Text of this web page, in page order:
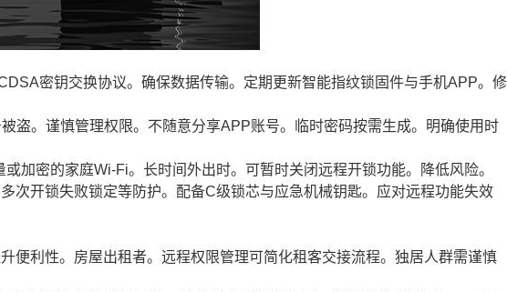
密钥交换协议。确保数据传输。定期更新智能指纹锁固件与手机APP。修
盗。谨慎管理权限。不随意分享APP账号。临时密码按需生成。明确使用时
加密的家庭Wi-Fi。长时间外出时。可暂时关闭远程开锁功能。降低风险。
次开锁失败锁定等防护。配备C级锁芯与应急机械钥匙。应对远程功能失效
便利性。房屋出租者。远程权限管理可简化租客交接流程。独居人群需谨慎